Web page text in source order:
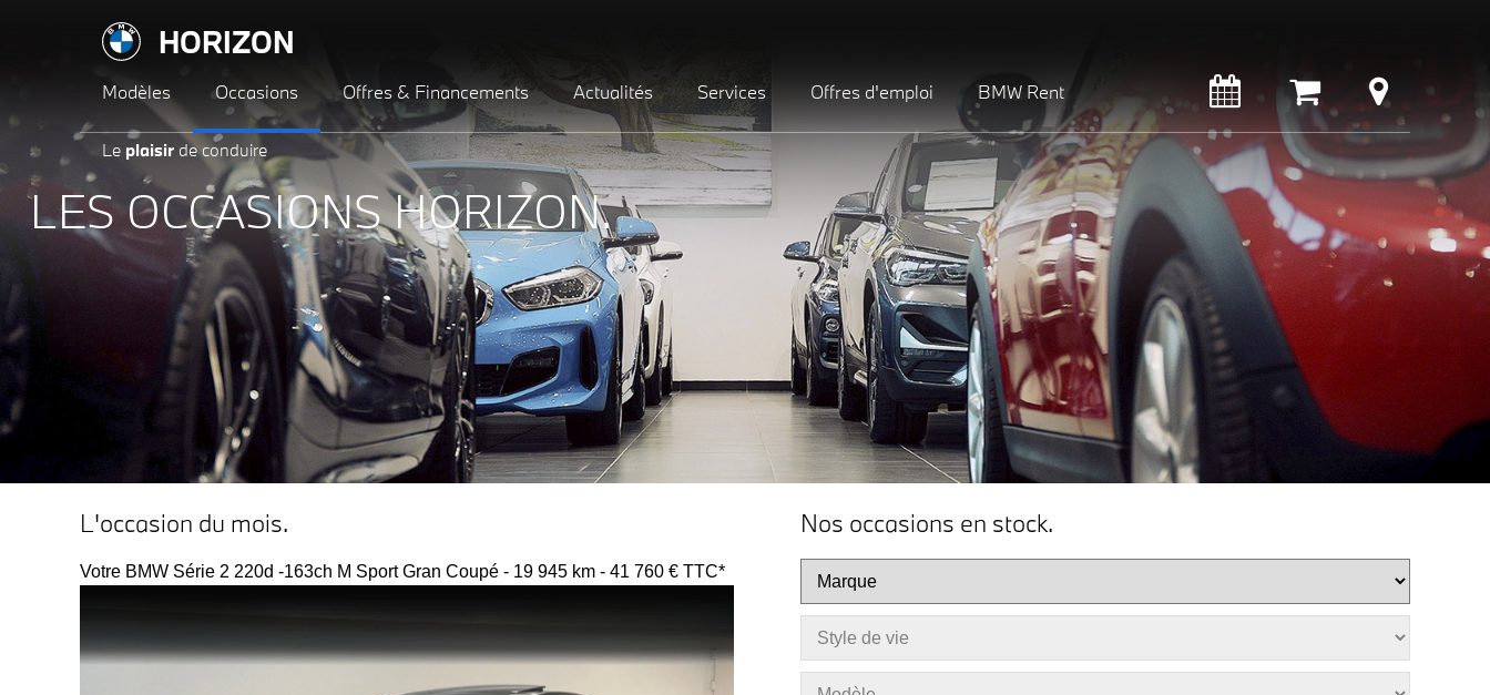
HORIZON
Modèles Occasions Offres & Financements Actualités Services Offres d'emploi BMW Rent
Le plaisir de conduire
LES OCCASIONS HORIZON.
L'occasion du mois.
Votre BMW Série 2 220d -163ch M Sport Gran Coupé - 19 945 km - 41 760 € TTC*
Nos occasions en stock.